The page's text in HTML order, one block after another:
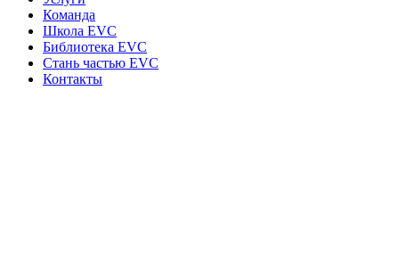
Команда
Школа EVC
Библиотека EVC
Стань частью EVC
Контакты